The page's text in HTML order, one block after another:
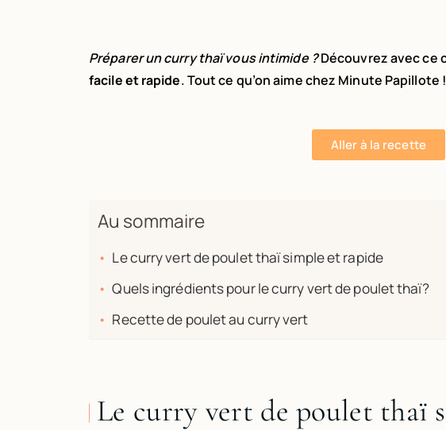
Préparer un curry thaï vous intimide ?Découvrez avec ce
facile et rapide. Tout ce qu’on aime chez Minute Papillote !
Aller à la recette
Au sommaire
Le curry vert de poulet thaï simple et rapide
Quels ingrédients pour le curry vert de poulet thaï?
Recette de poulet au curry vert
Le curry vert de poulet thaï